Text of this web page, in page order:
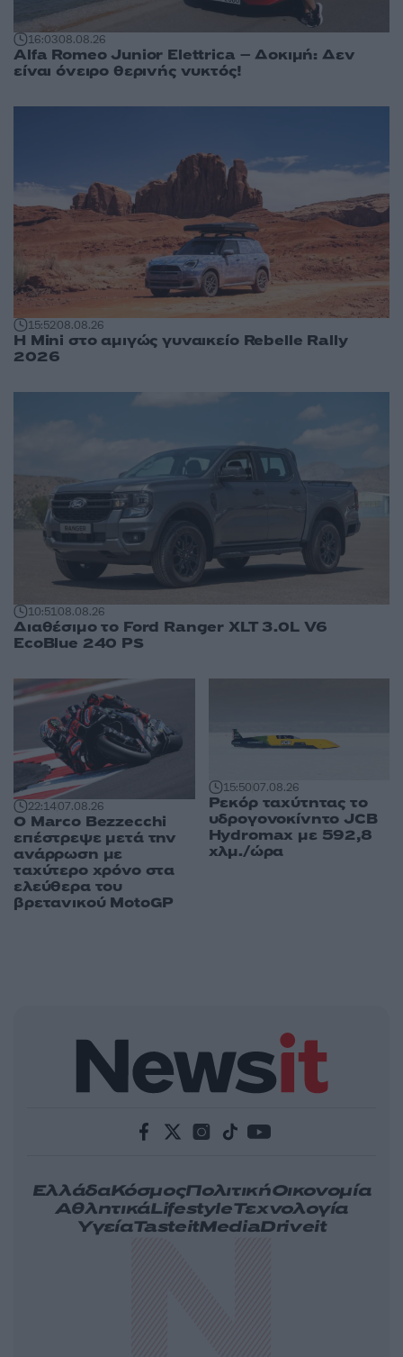
16:0308.08.26
Alfa Romeo Junior Elettrica – Δοκιμή: Δεν
είναι όνειρο θερινής νυκτός!
15:5208.08.26
Η Mini στο αμιγώς γυναικείο Rebelle Rally
2026
10:5108.08.26
Διαθέσιμο το Ford Ranger XLT 3.0L V6
EcoBlue 240 PS
22:1407.08.26
Ο Marco Bezzecchi
επέστρεψε μετά την
ανάρρωση με
ταχύτερο χρόνο στα
ελεύθερα του
βρετανικού MotoGP
15:5007.08.26
Ρεκόρ ταχύτητας το
υδρογονοκίνητο JCB
Hydromax με 592,8
χλμ./ώρα
ΕλλάδαΚόσμοςΠολιτικήΟικονομία
ΑθλητικάLifestyleΤεχνολογία
ΥγείαTasteitMediaDriveit